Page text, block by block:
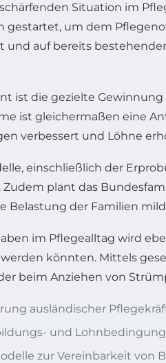
Situation im
gestartet, um dem
und auf bereits
ist die gezielte
ist gleichermaßen eine
verbessert und Löhne
einschließlich der
plant das
Belastung der Familien
im Pflegealltag wird
könnten. Mittels
beim Anziehen von
ausländischer
und
zur Vereinbarkeit von